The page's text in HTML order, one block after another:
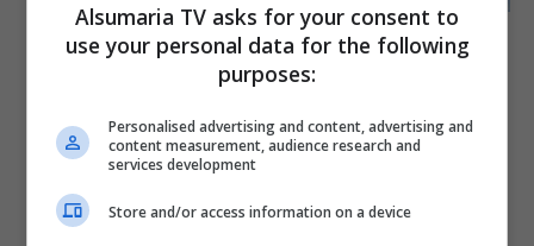
04:55 | 2026-07-23
Alsumaria TV asks for your consent to
use your personal data for the following
purposes:
Personalised advertising and content, advertising and
content measurement, audience research and
services development
Store and/or access information on a device